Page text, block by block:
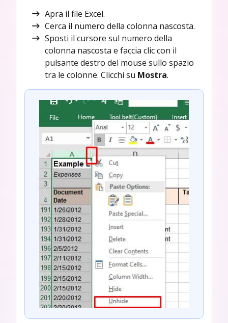
Apra il file Excel.
Cerca il numero della colonna nascosta.
Sposti il cursore sul numero della
colonna nascosta e faccia clic con il
pulsante destro del mouse sullo spazio
tra le colonne. Clicchi su Mostra.